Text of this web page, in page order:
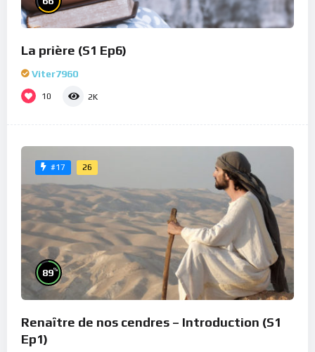
La prière (S1 Ep6)
Viter7960
10 2K
#17 26
89%
Renaître de nos cendres – Introduction (S1
Ep1)